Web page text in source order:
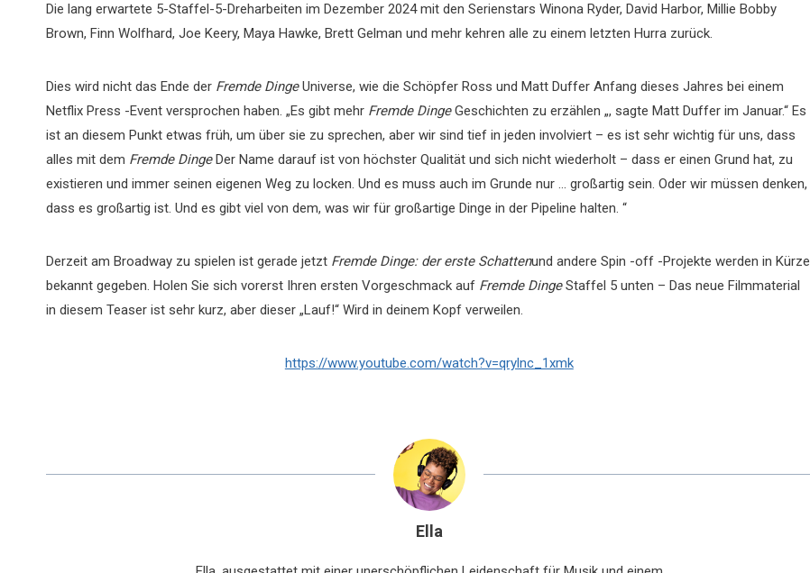
Die lang erwartete 5-Staffel-5-Dreharbeiten im Dezember 2024 mit den Serienstars Winona Ryder, David Harbor, Millie Bobby
Brown, Finn Wolfhard, Joe Keery, Maya Hawke, Brett Gelman und mehr kehren alle zu einem letzten Hurra zurück.
Dies wird nicht das Ende der Fremde DingeUniverse, wie die Schöpfer Ross und Matt Duffer Anfang dieses Jahres bei einem
Netflix Press -Event versprochen haben. „Es gibt mehr Fremde DingeGeschichten zu erzählen „, sagte Matt Duffer im Januar.“ Es
ist an diesem Punkt etwas früh, um über sie zu sprechen, aber wir sind tief in jeden involviert – es ist sehr wichtig für uns, dass
alles mit dem Fremde DingeDer Name darauf ist von höchster Qualität und sich nicht wiederholt – dass er einen Grund hat, zu
existieren und immer seinen eigenen Weg zu locken. Und es muss auch im Grunde nur … großartig sein. Oder wir müssen denken,
dass es großartig ist. Und es gibt viel von dem, was wir für großartige Dinge in der Pipeline halten. “
Derzeit am Broadway zu spielen ist gerade jetzt Fremde Dinge: der erste Schattenund andere Spin -off -Projekte werden in Kürze
bekannt gegeben. Holen Sie sich vorerst Ihren ersten Vorgeschmack auf Fremde DingeStaffel 5 unten – Das neue Filmmaterial
in diesem Teaser ist sehr kurz, aber dieser „Lauf!“ Wird in deinem Kopf verweilen.
https://www.youtube.com/watch?v=qrylnc_1xmk
Ella